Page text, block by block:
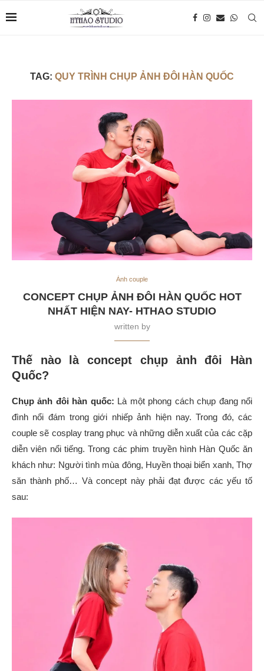
TAG: QUY TRÌNH CHỤP ẢNH ĐÔI HÀN QUỐC
Ảnh couple
CONCEPT CHỤP ẢNH ĐÔI HÀN QUỐC HOT
NHẤT HIỆN NAY- HTHAO STUDIO
written by
Thế nào là concept chụp ảnh đôi Hàn
Quốc?
Chụp ảnh đôi hàn quốc: Là một phong cách chụp đang nổi
đình nổi đám trong giới nhiếp ảnh hiện nay. Trong đó, các
couple sẽ cosplay trang phục và những diễn xuất của các cặp
diễn viên nổi tiếng. Trong các phim truyền hình Hàn Quốc ăn
khách như: Người tình mùa đông, Huyền thoại biển xanh, Thợ
săn thành phố… Và concept này phải đạt được các yếu tố
sau: